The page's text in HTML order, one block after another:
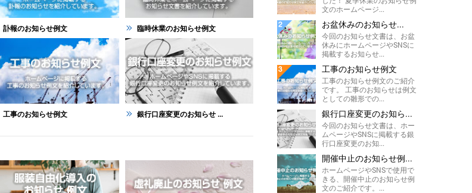
訃報のお知らせ例文 臨時休業のお知らせ例文
工事のお知らせ例文 銀行口座変更のお知らせ ...
文のホームページ...
お盆休みのお知らせ...
今回のお知らせ文書は、お盆
休みにホームページやSNSに
掲載するお知らせ...
工事のお知らせ例文
工事のお知らせ例文のご紹介
です。 工事のお知らせは例文
としての雛形での...
銀行口座変更のお知ら...
今回のお知らせ文書は、ホー
ムページやSNSに掲載する銀
行口座変更のお知...
開催中止のお知らせ例...
ホームページやSNSで使用で
きる、開催中止のお知らせ例
文のご紹介です。...